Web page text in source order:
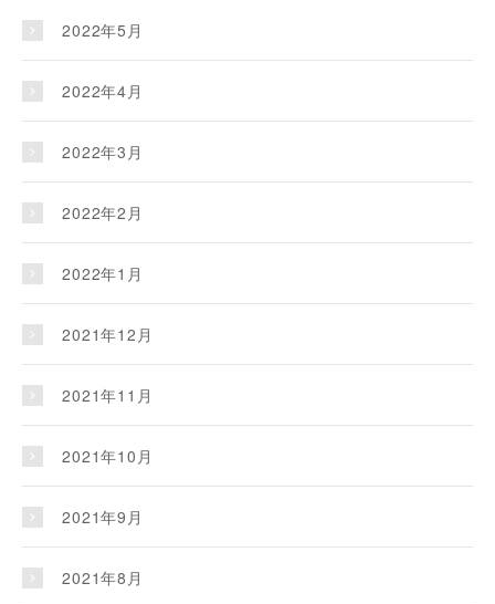
2022年5月
2022年4月
2022年3月
2022年2月
2022年1月
2021年12月
2021年11月
2021年10月
2021年9月
2021年8月